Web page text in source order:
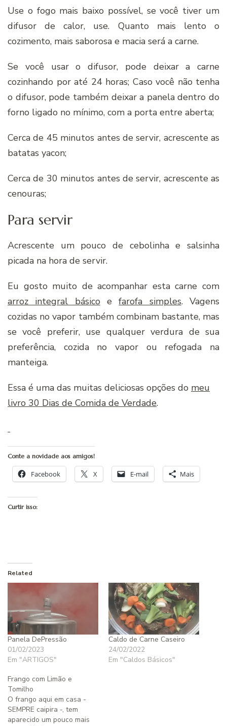
Use o fogo mais baixo possível, se você tiver um
difusor de calor, use. Quanto mais lento o
cozimento, mais saborosa e macia será a carne.
Se você usar o difusor, pode deixar a carne
cozinhando por até 24 horas; Caso você não tenha
o difusor, pode também deixar a panela dentro do
forno ligado no mínimo, com a porta entre aberta;
Cerca de 45 minutos antes de servir, acrescente as
batatas yacon;
Cerca de 30 minutos antes de servir, acrescente as
cenouras;
Para servir
Acrescente um pouco de cebolinha e salsinha
picada na hora de servir.
Eu gosto muito de acompanhar esta carne com
arroz integral básico efarofa simples. Vagens
cozidas no vapor também combinam bastante, mas
se você preferir, use qualquer verdura de sua
preferência, cozida no vapor ou refogada na
manteiga.
Essa é uma das muitas deliciosas opções do meu
livro 30 Dias de Comida de Verdade.
Conte a novidade aos amigos!
Facebook X E-mail Mais
Curtir isso:
Related
Panela DePressão
01/02/2023
Em "ARTIGOS"
Caldo de Carne Caseiro
24/02/2022
Em "Caldos Básicos"
Frango com Limão e
Tomilho
O frango aqui em casa -
SEMPRE caipira -, tem
aparecido um pouco mais